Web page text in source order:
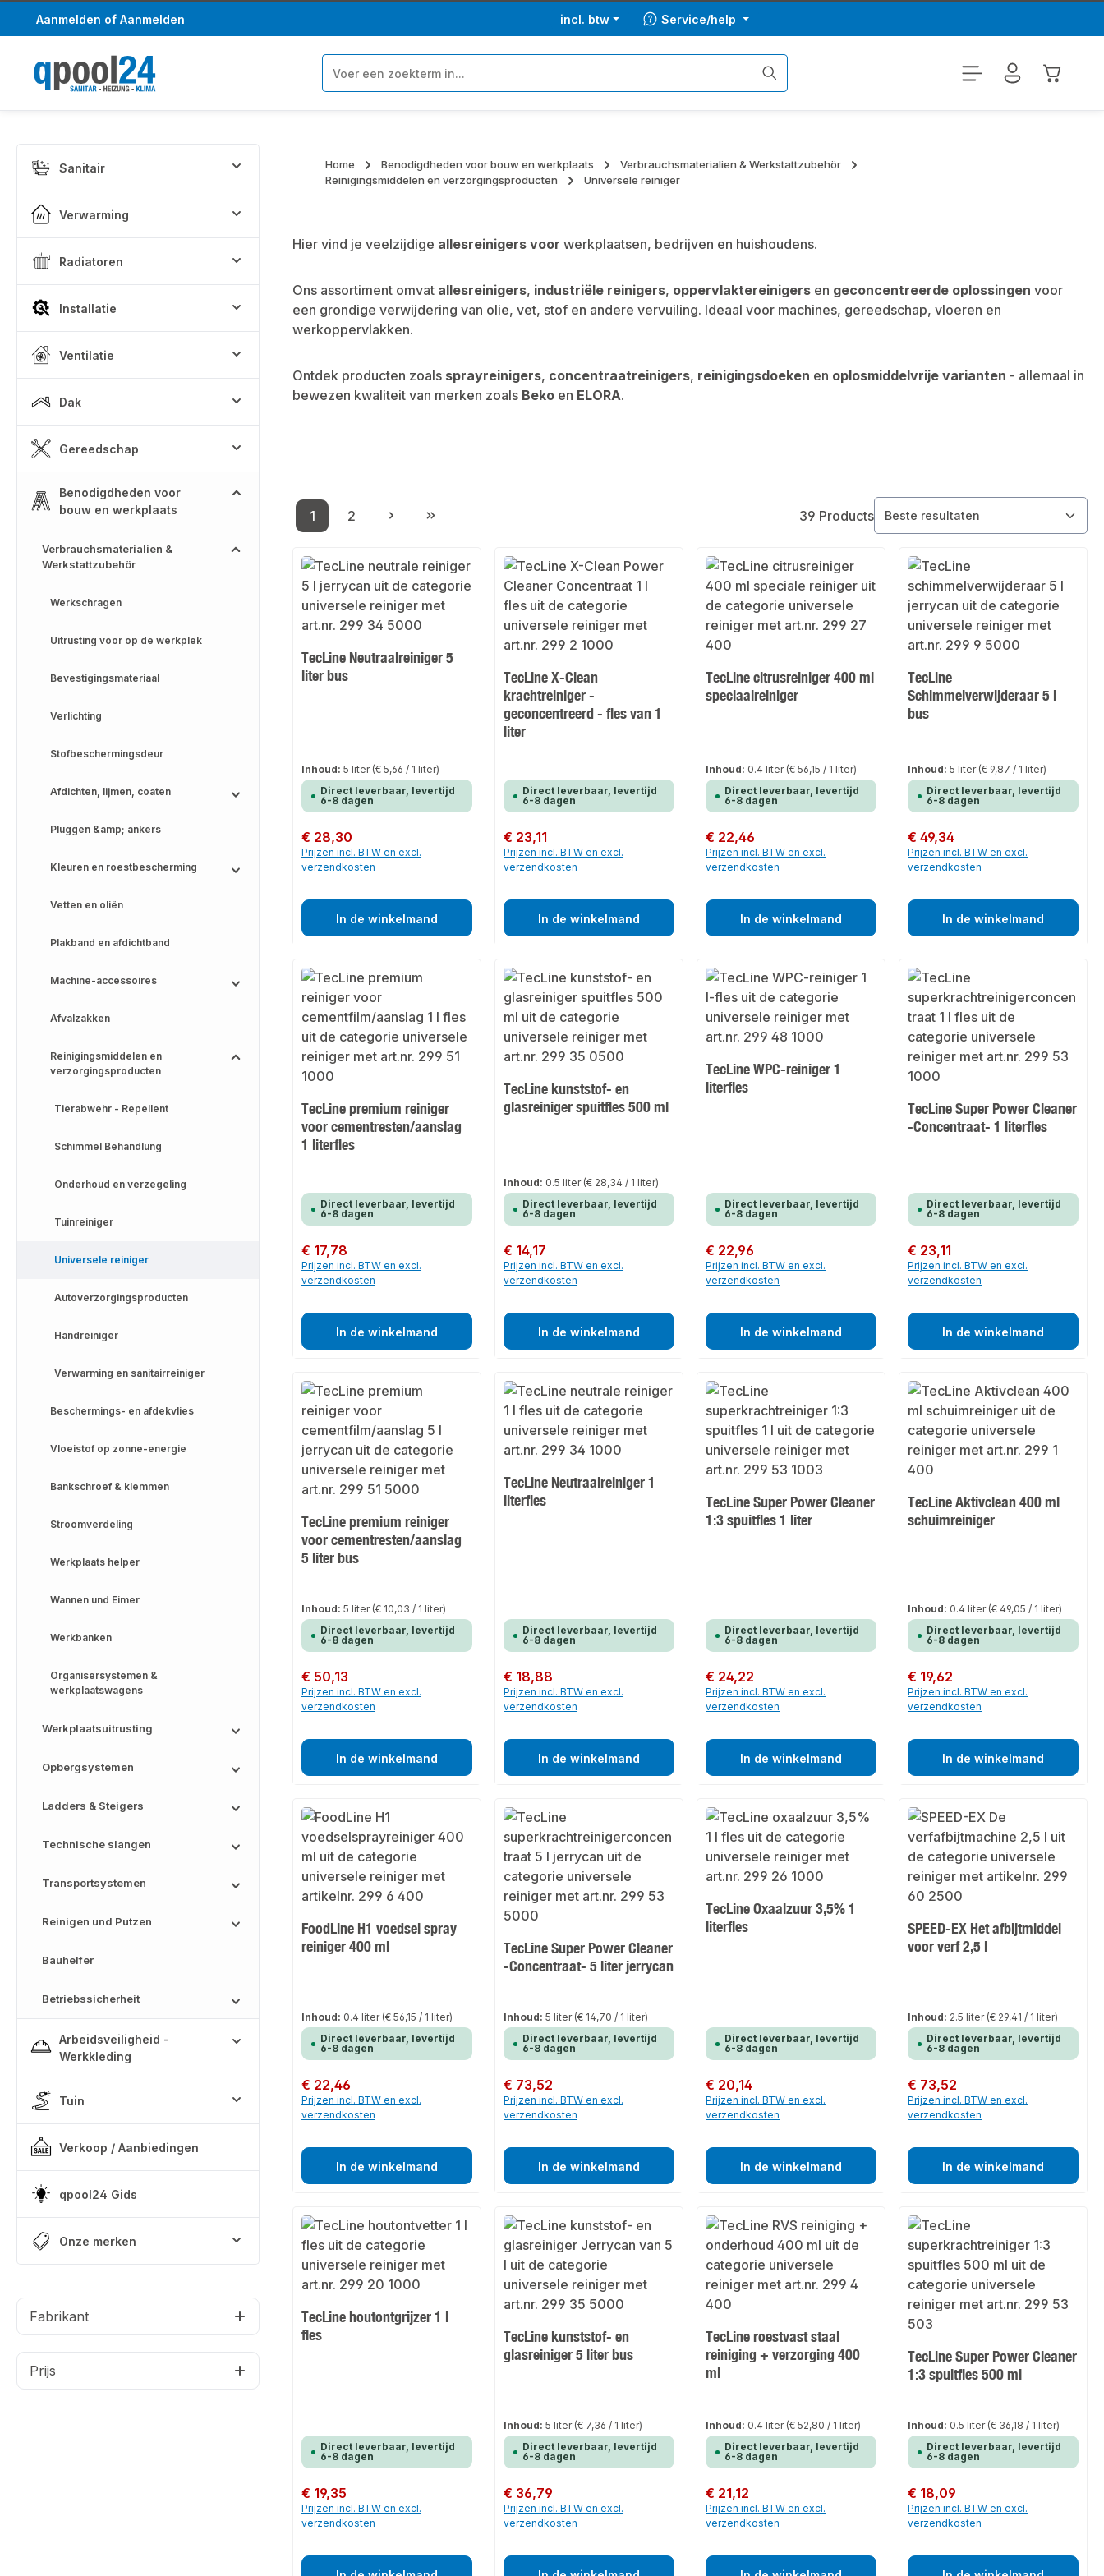
naar de hoofdinhoud
Ga naar de zoekopdracht
Aanmelden of Aanmelden incl. btw Service/help
Sanitair
Verwarming
Radiatoren
Installatie
Ventilatie
Dak
Gereedschap
Benodigdheden voor
bouw en werkplaats
Verbrauchsmaterialien &
Werkstattzubehör
Werkschragen
Uitrusting voor op de werkplek
Bevestigingsmateriaal
Verlichting
Stofbeschermingsdeur
Afdichten, lijmen, coaten
Pluggen &amp; ankers
Kleuren en roestbescherming
Vetten en oliën
Plakband en afdichtband
Machine-accessoires
Afvalzakken
Reinigingsmiddelen en
verzorgingsproducten
Tierabwehr - Repellent
Schimmel Behandlung
Onderhoud en verzegeling
Tuinreiniger
Universele reiniger
Autoverzorgingsproducten
Handreiniger
Verwarming en sanitairreiniger
Beschermings- en afdekvlies
Vloeistof op zonne-energie
Bankschroef & klemmen
Stroomverdeling
Werkplaats helper
Wannen und Eimer
Werkbanken
Organisersystemen &
werkplaatswagens
Werkplaatsuitrusting
Opbergsystemen
Ladders & Steigers
Technische slangen
Transportsystemen
Reinigen und Putzen
Bauhelfer
Betriebssicherheit
Arbeidsveiligheid -
Werkkleding
Tuin
Verkoop / Aanbiedingen
qpool24 Gids
Onze merken
Fabrikant
Prijs
Home Benodigdheden voor bouw en werkplaats
Verbrauchsmaterialien & Werkstattzubehör
Reinigingsmiddelen en verzorgingsproducten
Universele reiniger
Hier vind je veelzijdige allesreinigers voor werkplaatsen, bedrijven en huishoudens.
Ons assortiment omvat allesreinigers, industriële reinigers, oppervlaktereinigers en geconcentreerde oplossingen voor
een grondige verwijdering van olie, vet, stof en andere vervuiling. Ideaal voor machines, gereedschap, vloeren en
werkoppervlakken.
Ontdek producten zoals sprayreinigers, concentraatreinigers, reinigingsdoeken en oplosmiddelvrije varianten - allemaal in
bewezen kwaliteit van merken zoals Beko en ELORA.
Pagina
1
Pagina
2 39 Products
TecLine Neutraalreiniger 5
liter bus
Inhoud:5 liter (€ 5,66 / 1 liter)
Direct leverbaar, levertijd
6-8 dagen
Normale prijs:
€ 28,30
Prijzen incl. BTW en excl.
verzendkosten
In de winkelmand
TecLine X-Clean
krachtreiniger -
geconcentreerd - fles van 1
liter
Direct leverbaar, levertijd
6-8 dagen
Normale prijs:
€ 23,11
Prijzen incl. BTW en excl.
verzendkosten
In de winkelmand
TecLine citrusreiniger 400 ml
speciaalreiniger
Inhoud: 0.4 liter (€ 56,15 / 1 liter)
Direct leverbaar, levertijd
6-8 dagen
Normale prijs:
€ 22,46
Prijzen incl. BTW en excl.
verzendkosten
In de winkelmand
TecLine
Schimmelverwijderaar 5 l
bus
Inhoud:5 liter (€ 9,87 / 1 liter)
Direct leverbaar, levertijd
6-8 dagen
Normale prijs:
€ 49,34
Prijzen incl. BTW en excl.
verzendkosten
In de winkelmand
TecLine premium reiniger
voor cementresten/aanslag
1 literfles
Direct leverbaar, levertijd
6-8 dagen
Normale prijs:
€ 17,78
Prijzen incl. BTW en excl.
verzendkosten
In de winkelmand
TecLine kunststof- en
glasreiniger spuitfles 500 ml
Inhoud: 0.5 liter (€ 28,34 / 1 liter)
Direct leverbaar, levertijd
6-8 dagen
Normale prijs:
€ 14,17
Prijzen incl. BTW en excl.
verzendkosten
In de winkelmand
TecLine WPC-reiniger 1
literfles
Direct leverbaar, levertijd
6-8 dagen
Normale prijs:
€ 22,96
Prijzen incl. BTW en excl.
verzendkosten
In de winkelmand
TecLine Super Power Cleaner
-Concentraat- 1 literfles
Direct leverbaar, levertijd
6-8 dagen
Normale prijs:
€ 23,11
Prijzen incl. BTW en excl.
verzendkosten
In de winkelmand
TecLine premium reiniger
voor cementresten/aanslag
5 liter bus
Inhoud:5 liter (€ 10,03 / 1 liter)
Direct leverbaar, levertijd
6-8 dagen
Normale prijs:
€ 50,13
Prijzen incl. BTW en excl.
verzendkosten
In de winkelmand
TecLine Neutraalreiniger 1
literfles
Direct leverbaar, levertijd
6-8 dagen
Normale prijs:
€ 18,88
Prijzen incl. BTW en excl.
verzendkosten
In de winkelmand
TecLine Super Power Cleaner
1:3 spuitfles 1 liter
Direct leverbaar, levertijd
6-8 dagen
Normale prijs:
€ 24,22
Prijzen incl. BTW en excl.
verzendkosten
In de winkelmand
TecLine Aktivclean 400 ml
schuimreiniger
Inhoud: 0.4 liter (€ 49,05 / 1 liter)
Direct leverbaar, levertijd
6-8 dagen
Normale prijs:
€ 19,62
Prijzen incl. BTW en excl.
verzendkosten
In de winkelmand
FoodLine H1 voedsel spray
reiniger 400 ml
Inhoud: 0.4 liter (€ 56,15 / 1 liter)
Direct leverbaar, levertijd
6-8 dagen
Normale prijs:
€ 22,46
Prijzen incl. BTW en excl.
verzendkosten
In de winkelmand
TecLine Super Power Cleaner
-Concentraat- 5 liter jerrycan
Inhoud:5 liter (€ 14,70 / 1 liter)
Direct leverbaar, levertijd
6-8 dagen
Normale prijs:
€ 73,52
Prijzen incl. BTW en excl.
verzendkosten
In de winkelmand
TecLine Oxaalzuur 3,5% 1
literfles
Direct leverbaar, levertijd
6-8 dagen
Normale prijs:
€ 20,14
Prijzen incl. BTW en excl.
verzendkosten
In de winkelmand
SPEED-EX Het afbijtmiddel
voor verf 2,5 l
Inhoud: 2.5 liter (€ 29,41 / 1 liter)
Direct leverbaar, levertijd
6-8 dagen
Normale prijs:
€ 73,52
Prijzen incl. BTW en excl.
verzendkosten
In de winkelmand
TecLine houtontgrijzer 1 l
fles
Direct leverbaar, levertijd
6-8 dagen
Normale prijs:
€ 19,35
Prijzen incl. BTW en excl.
verzendkosten
TecLine kunststof- en
glasreiniger 5 liter bus
Inhoud:5 liter (€ 7,36 / 1 liter)
Direct leverbaar, levertijd
6-8 dagen
Normale prijs:
€ 36,79
Prijzen incl. BTW en excl.
verzendkosten
TecLine roestvast staal
reiniging + verzorging 400
ml
Inhoud: 0.4 liter (€ 52,80 / 1 liter)
Direct leverbaar, levertijd
6-8 dagen
Normale prijs:
€ 21,12
Prijzen incl. BTW en excl.
verzendkosten
TecLine Super Power Cleaner
1:3 spuitfles 500 ml
Inhoud: 0.5 liter (€ 36,18 / 1 liter)
Direct leverbaar, levertijd
6-8 dagen
Normale prijs:
€ 18,09
Prijzen incl. BTW en excl.
verzendkosten